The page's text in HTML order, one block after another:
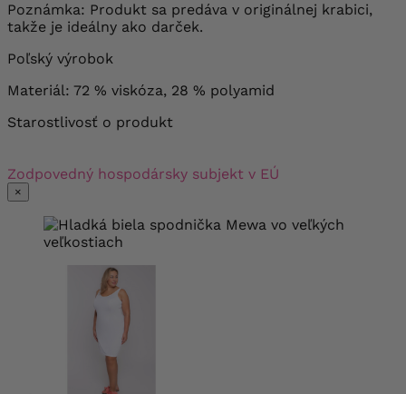
Poznámka: Produkt sa predáva v originálnej krabici,
takže je ideálny ako darček.
Poľský výrobok
Materiál: 72 % viskóza, 28 % polyamid
Starostlivosť o produkt
Zodpovedný hospodársky subjekt v EÚ
×